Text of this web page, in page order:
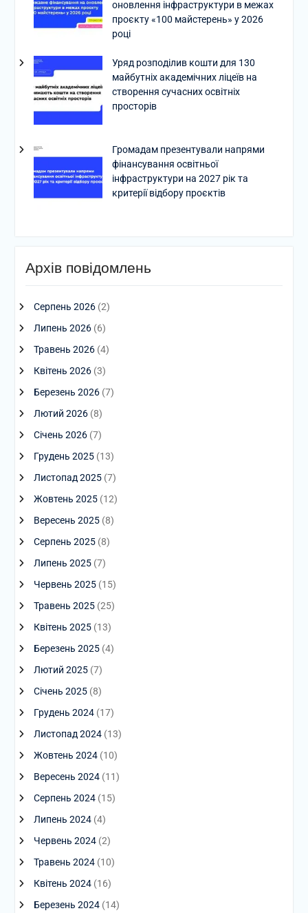
оновлення інфраструктури в межах
проєкту «100 майстерень» у 2026
році
Уряд розподілив кошти для 130
майбутніх академічних ліцеїв на
створення сучасних освітніх
просторів
Громадам презентували напрями
фінансування освітньої
інфраструктури на 2027 рік та
критерії відбору проєктів
Архів повідомлень
Серпень 2026(2)
Липень 2026(6)
Травень 2026(4)
Квітень 2026(3)
Березень 2026(7)
Лютий 2026(8)
Січень 2026(7)
Грудень 2025(13)
Листопад 2025(7)
Жовтень 2025(12)
Вересень 2025(8)
Серпень 2025(8)
Липень 2025(7)
Червень 2025(15)
Травень 2025(25)
Квітень 2025(13)
Березень 2025(4)
Лютий 2025(7)
Січень 2025(8)
Грудень 2024(17)
Листопад 2024(13)
Жовтень 2024(10)
Вересень 2024(11)
Серпень 2024(15)
Липень 2024(4)
Червень 2024(2)
Травень 2024(10)
Квітень 2024(16)
Березень 2024(14)